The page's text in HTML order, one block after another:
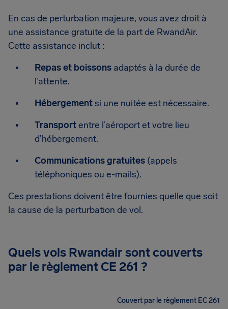
En cas de perturbation majeure, vous avez droit à
une assistance gratuite de la part de RwandAir.
Cette assistance inclut :
Repas et boissons adaptés à la durée de
l’attente.
Hébergementsi une nuitée est nécessaire.
Transportentre l’aéroport et votre lieu
d’hébergement.
Communications gratuites (appels
téléphoniques ou e-mails).
Ces prestations doivent être fournies quelle que soit
la cause de la perturbation de vol.
Quels vols Rwandair sont couverts
par le règlement CE 261 ?
Couvert par le règlement EC 261